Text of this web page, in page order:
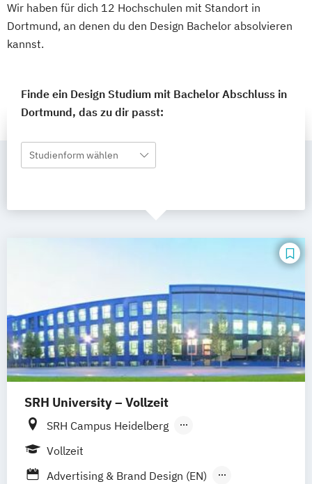
Wir haben für dich 12 Hochschulen mit Standort in
Dortmund, an denen du den Design Bachelor absolvieren
kannst.
Finde ein Design Studium mit Bachelor Abschluss in
Dortmund, das zu dir passt:
Studienform wählen
SRH University – Vollzeit
SRH Campus Heidelberg
SRH Campus Berlin
Vollzeit
Advertising & Brand Design (EN)